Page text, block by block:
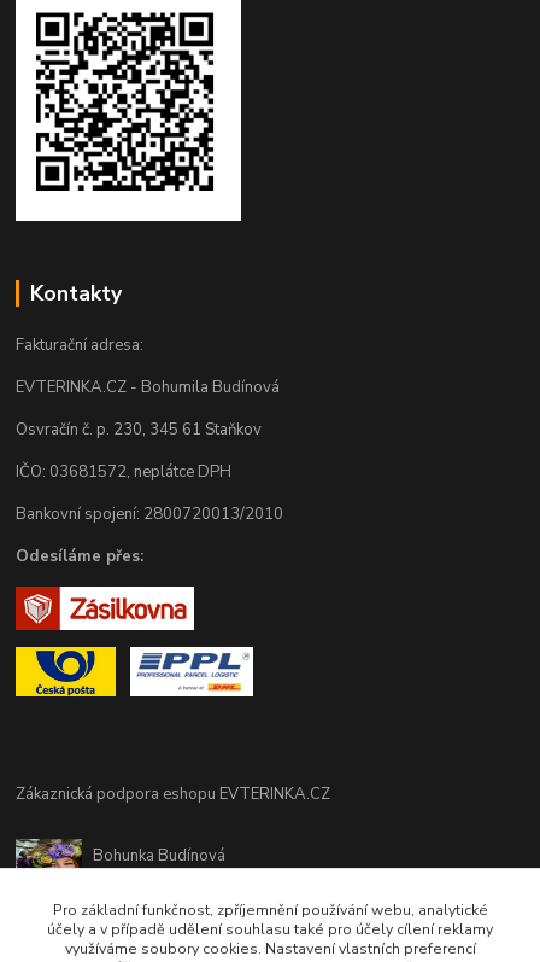
Kontakty
Fakturační adresa:
EVTERINKA.CZ - Bohumila Budínová
Osvračín č. p. 230, 345 61 Staňkov
IČO: 03681572, neplátce DPH
Bankovní spojení: 2800720013/2010
Odesíláme přes:
Zákaznická podpora eshopu EVTERINKA.CZ
Bohunka Budínová
(Po-Pá - 9:00-17:00hod, So 8:00-12:00hod)
Pro základní funkčnost, zpříjemnění používání webu, analytické
účely a v případě udělení souhlasu také pro účely cílení reklamy
využíváme soubory cookies. Nastavení vlastních preferencí